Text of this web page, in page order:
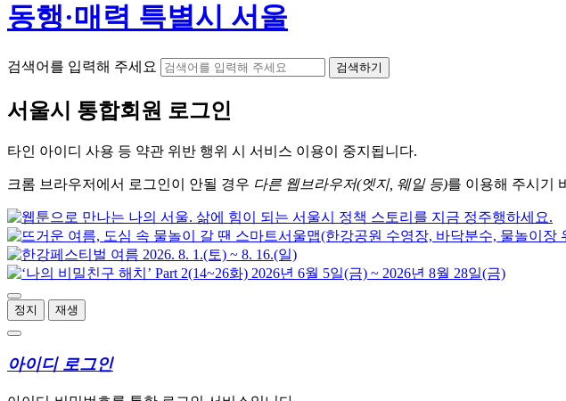
동행·매력 특별시 서울
검색어를 입력해 주세요 검색하기
서울시 통합회원 로그인
타인 아이디 사용 등 약관 위반 행위 시 서비스 이용이 중지됩니다.
크롬 브라우저에서 로그인이 안될 경우 다른 웹브라우저(엣지, 웨일 등)를 이용해 주시기
정지 재생
아이디 로그인